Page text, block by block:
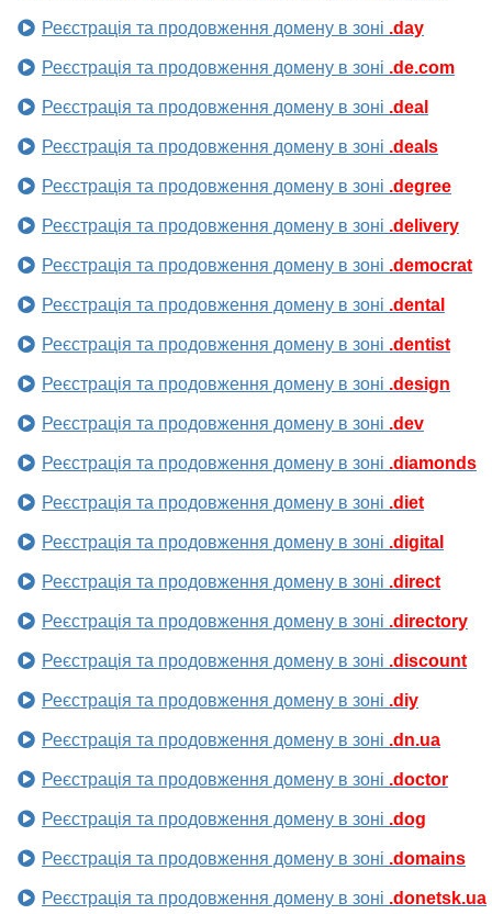
Реєстрація та продовження домену в зоні .day
Реєстрація та продовження домену в зоні .de.com
Реєстрація та продовження домену в зоні .deal
Реєстрація та продовження домену в зоні .deals
Реєстрація та продовження домену в зоні .degree
Реєстрація та продовження домену в зоні .delivery
Реєстрація та продовження домену в зоні .democrat
Реєстрація та продовження домену в зоні .dental
Реєстрація та продовження домену в зоні .dentist
Реєстрація та продовження домену в зоні .design
Реєстрація та продовження домену в зоні .dev
Реєстрація та продовження домену в зоні .diamonds
Реєстрація та продовження домену в зоні .diet
Реєстрація та продовження домену в зоні .digital
Реєстрація та продовження домену в зоні .direct
Реєстрація та продовження домену в зоні .directory
Реєстрація та продовження домену в зоні .discount
Реєстрація та продовження домену в зоні .diy
Реєстрація та продовження домену в зоні .dn.ua
Реєстрація та продовження домену в зоні .doctor
Реєстрація та продовження домену в зоні .dog
Реєстрація та продовження домену в зоні .domains
Реєстрація та продовження домену в зоні .donetsk.ua